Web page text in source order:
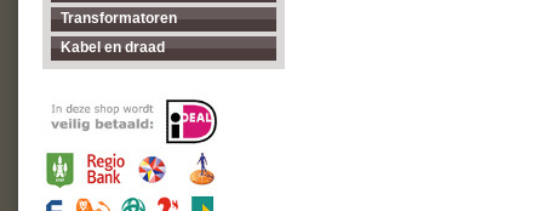
Transformatoren
Kabel en draad